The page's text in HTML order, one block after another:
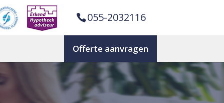
055-2032116
Offerte aanvragen